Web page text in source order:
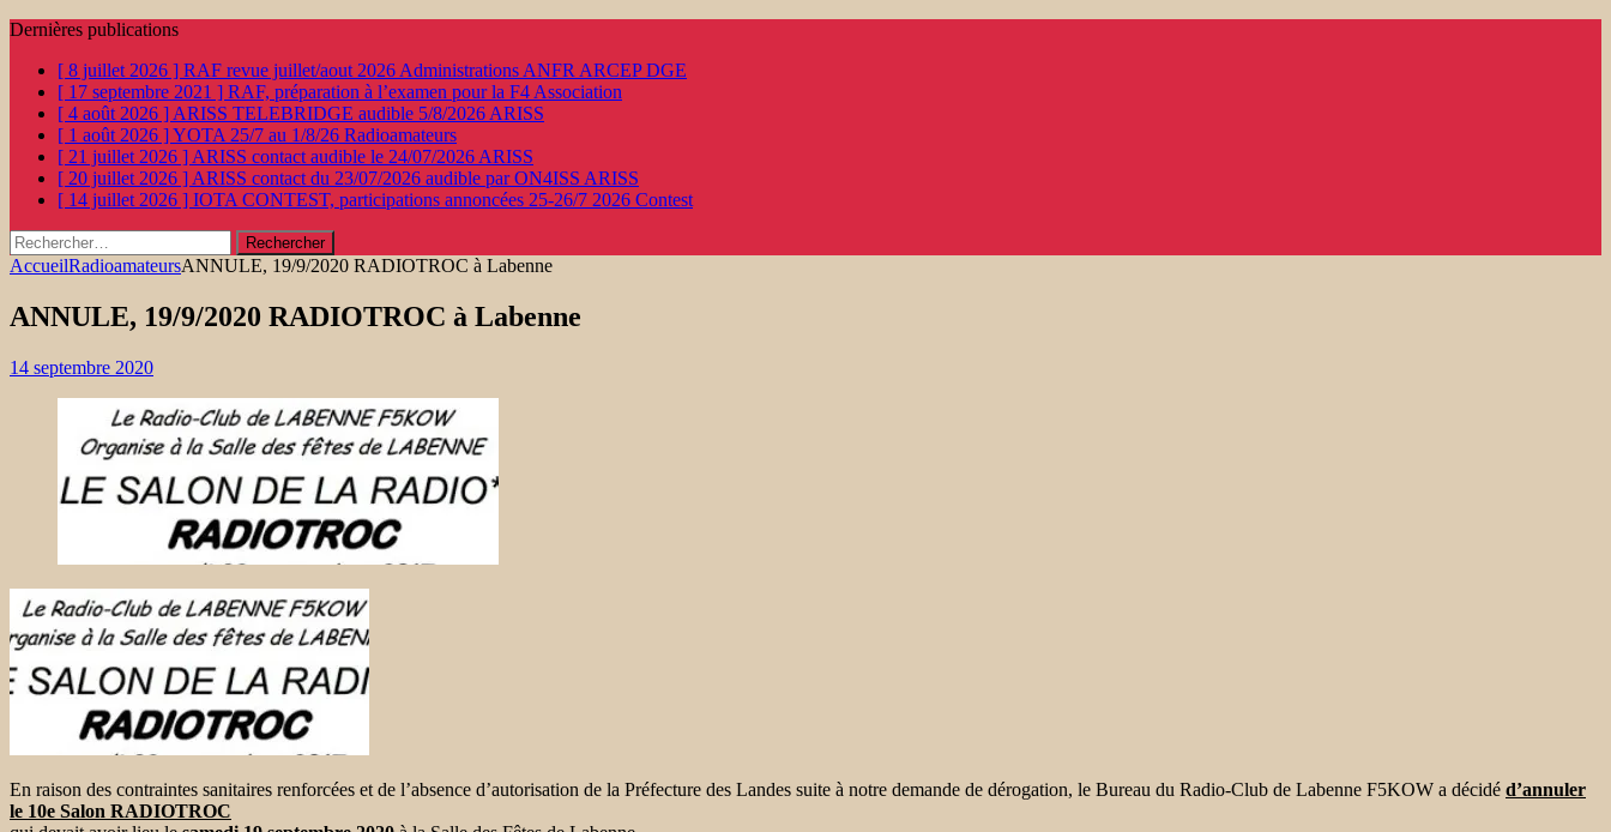
Dernières publications
[ 8 juillet 2026 ] RAF revue juillet/aout 2026 Administrations ANFR ARCEP DGE
[ 17 septembre 2021 ] RAF, préparation à l’examen pour la F4 Association
[ 4 août 2026 ] ARISS TELEBRIDGE audible 5/8/2026 ARISS
[ 1 août 2026 ]YOTA 25/7 au 1/8/26 Radioamateurs
[ 21 juillet 2026 ] ARISS contact audible le 24/07/2026 ARISS
[ 20 juillet 2026 ] ARISS contact du 23/07/2026 audible par ON4ISS ARISS
[ 14 juillet 2026 ] IOTA CONTEST, participations annoncées 25-26/7 2026 Contest
Rechercher :
AccueilRadioamateursANNULE, 19/9/2020 RADIOTROC à Labenne
ANNULE, 19/9/2020 RADIOTROC à Labenne
14 septembre 2020
En raison des contraintes sanitaires renforcées et de l’absence d’autorisation de la Préfecture des Landes suite à notre demande de dérogation, le Bureau du Radio-Club de Labenne F5KOW a décidé d’annuler
le 10e Salon RADIOTROC